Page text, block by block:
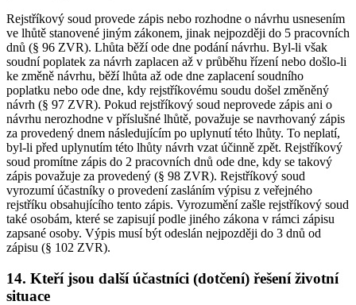
Rejstříkový soud provede zápis nebo rozhodne o návrhu usnesením
ve lhůtě stanovené jiným zákonem, jinak nejpozději do 5 pracovních
dnů (§ 96 ZVR). Lhůta běží ode dne podání návrhu. Byl-li však
soudní poplatek za návrh zaplacen až v průběhu řízení nebo došlo-li
ke změně návrhu, běží lhůta až ode dne zaplacení soudního
poplatku nebo ode dne, kdy rejstříkovému soudu došel změněný
návrh (§ 97 ZVR). Pokud rejstříkový soud neprovede zápis ani o
návrhu nerozhodne v příslušné lhůtě, považuje se navrhovaný zápis
za provedený dnem následujícím po uplynutí této lhůty. To neplatí,
byl-li před uplynutím této lhůty návrh vzat účinně zpět. Rejstříkový
soud promítne zápis do 2 pracovních dnů ode dne, kdy se takový
zápis považuje za provedený (§ 98 ZVR). Rejstříkový soud
vyrozumí účastníky o provedení zasláním výpisu z veřejného
rejstříku obsahujícího tento zápis. Vyrozumění zašle rejstříkový soud
také osobám, které se zapisují podle jiného zákona v rámci zápisu
zapsané osoby. Výpis musí být odeslán nejpozději do 3 dnů od
zápisu (§ 102 ZVR).
14. Kteří jsou další účastníci (dotčení) řešení životní
situace